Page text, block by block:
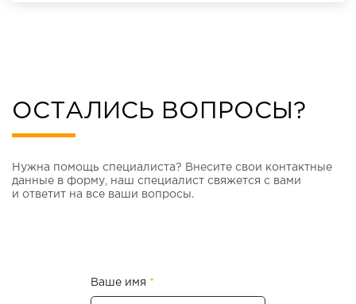
ОСТАЛИСЬ ВОПРОСЫ?
Нужна помощь специалиста? Внесите свои контактные
данные в форму, наш специалист свяжется с вами
и ответит на все ваши вопросы.
Ваше имя *